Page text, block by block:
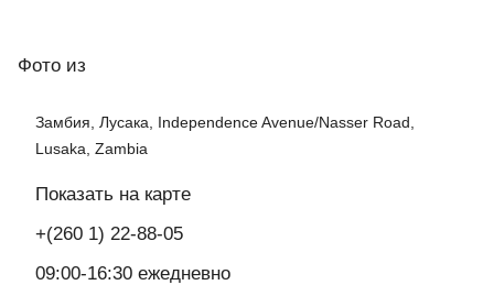
Фото из
Замбия, Лусака, Independence Avenue/Nasser Road,
Lusaka, Zambia
Показать на карте
+(260 1) 22-88-05
09:00-16:30 ежедневно